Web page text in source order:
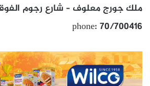
ملك جورج معلوف – شارع رجوم
phone: 70/700416